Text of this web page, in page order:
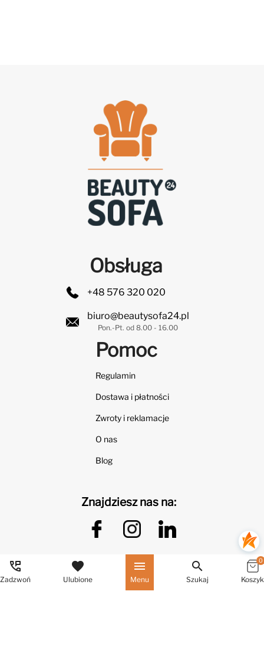
perm_phone_msg
Zadzwoń
favorite
Ulubione
menu
Menu
search
Szukaj
0
Koszyk
Obsługa
+48 576 320 020
biuro@beautysofa24.pl
Pon.-Pt. od 8.00 - 16.00
Pomoc
Regulamin
Dostawa i płatności
Zwroty i reklamacje
O nas
Blog
Znajdziesz nas na: